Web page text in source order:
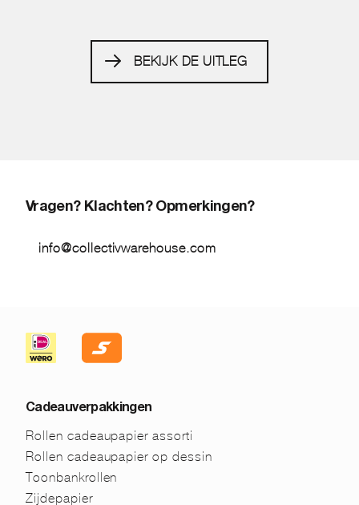
BEKIJK DE UITLEG
Vragen? Klachten? Opmerkingen?
info@collectivwarehouse.com
Cadeauverpakkingen
Rollen cadeaupapier assorti
Rollen cadeaupapier op dessin
Toonbankrollen
Zijdepapier